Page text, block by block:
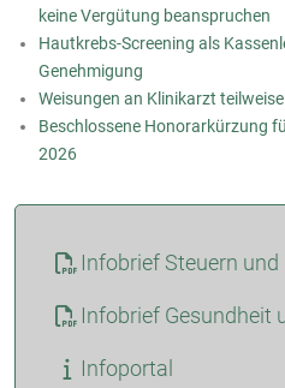
keine Vergütung beanspruchen
Hautkrebs-Screening als
Genehmigung
Weisungen an Klinikarzt
Beschlossene Honorarkürzung
2026
Infobrief Steuern und
Infobrief Gesundheit
Infoportal